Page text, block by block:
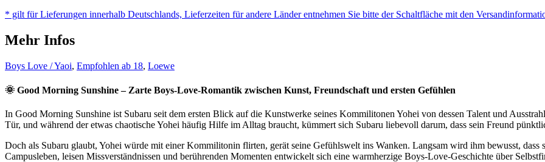
* gilt für Lieferungen innerhalb Deutschlands, Lieferzeiten für andere Länder entnehmen Sie bitte der Schaltfläche mit den
Mehr Infos
Boys Love / Yaoi, Empfohlen ab 18, Loewe
🌞 Good Morning Sunshine – Zarte Boys-Love-Romantik zwischen Kunst, Freundschaft und ersten Gefühlen
In Good Morning Sunshine ist Subaru seit dem ersten Blick auf die Kunstwerke seines Kommilitonen Yohei von dessen Talent und
Tür, und während der etwas chaotische Yohei häufig Hilfe im Alltag braucht, kümmert sich Subaru liebevoll darum, dass sein Freund
Doch als Subaru glaubt, Yohei würde mit einer Kommilitonin flirten, gerät seine Gefühlswelt ins Wanken. Langsam wird ihm bewusst,
Campusleben, leisen Missverständnissen und berührenden Momenten entwickelt sich eine warmherzige Boys-Love-Geschichte über